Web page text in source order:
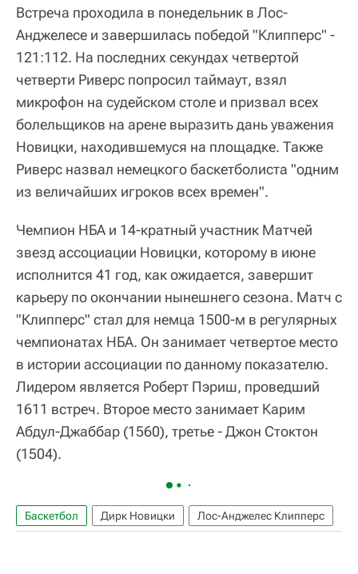
Встреча проходила в понедельник в Лос-
Анджелесе и завершилась победой "Клипперс" -
121:112. На последних секундах четвертой
четверти Риверс попросил таймаут, взял
микрофон на судейском столе и призвал всех
болельщиков на арене выразить дань уважения
Новицки, находившемуся на площадке. Также
Риверс назвал немецкого баскетболиста "одним
из величайших игроков всех времен".
Чемпион НБА и 14-кратный участник Матчей
звезд ассоциации Новицки, которому в июне
исполнится 41 год, как ожидается, завершит
карьеру по окончании нынешнего сезона. Матч с
"Клипперс" стал для немца 1500-м в регулярных
чемпионатах НБА. Он занимает четвертое место
в истории ассоциации по данному показателю.
Лидером является Роберт Пэриш, проведший
1611 встреч. Второе место занимает Карим
Абдул-Джаббар (1560), третье - Джон Стоктон
(1504).
Баскетбол Дирк Новицки Лос-Анджелес Клипперс